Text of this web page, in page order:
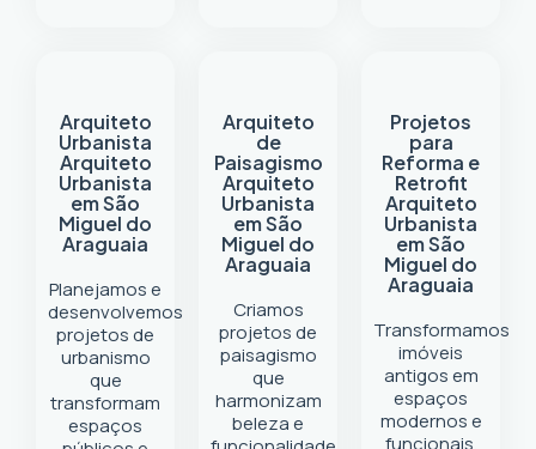
Arquiteto
Urbanista
Arquiteto
Urbanista
em São
Miguel do
Araguaia
Planejamos e
desenvolvemos
projetos de
urbanismo
que
transformam
espaços
Arquiteto
de
Paisagismo
Arquiteto
Urbanista
em São
Miguel do
Araguaia
Criamos
projetos de
paisagismo
que
harmonizam
beleza e
Projetos
para
Reforma e
Retrofit
Arquiteto
Urbanista
em São
Miguel do
Araguaia
Transformamos
imóveis
antigos em
espaços
modernos e
funcionais.